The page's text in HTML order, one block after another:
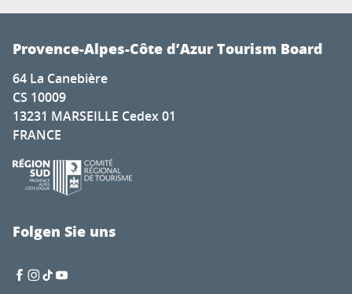
Provence-Alpes-Côte d’Azur Tourism Board
64 La Canebière
CS 10009
13231 MARSEILLE Cedex 01
FRANCE
Folgen Sie uns